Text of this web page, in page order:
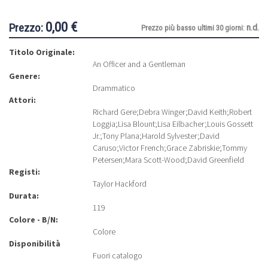
Prezzo: 0,00 € Prezzo più basso ultimi 30 giorni: n.d.
Titolo Originale:
An Officer and a Gentleman
Genere:
Drammatico
Attori:
Richard Gere;Debra Winger;David Keith;Robert
Loggia;Lisa Blount;Lisa Eilbacher;Louis Gossett
Jr.;Tony Plana;Harold Sylvester;David
Caruso;Victor French;Grace Zabriskie;Tommy
Petersen;Mara Scott-Wood;David Greenfield
Registi:
Taylor Hackford
Durata:
119
Colore - B/N:
Colore
Disponibilità
Fuori catalogo